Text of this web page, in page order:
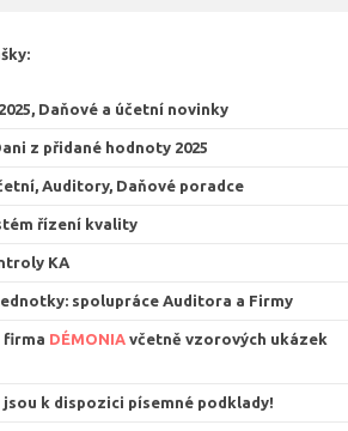
:
Daňové a účetní novinky
z přidané hodnoty 2025
Auditory, Daňové poradce
řízení kvality
KA
spolupráce Auditora a Firmy
firma DÉMONIA včetně vzorových ukázek
jsou k dispozici písemné podklady!